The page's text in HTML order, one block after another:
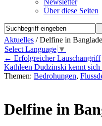
Newsletter
Über diese Seiten
Aktuelles / Delfine in
Select Language ▼
← Erfolgreicher Lauschangriff
Kathleen Dudzinski kennt
Themen: Bedrohungen,
Delfine in